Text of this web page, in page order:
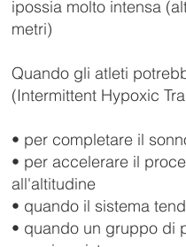
ipossia molto intensa
metri)
Quando gli atleti
(Intermittent Hypoxic
• per completare il
• per accelerare il
all'altitudine
• quando il sistema
• quando un gruppo di